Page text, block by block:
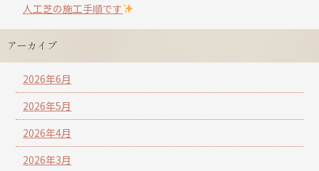
人工芝の施工手順です
アーカイブ
2026年6月
2026年5月
2026年4月
2026年3月